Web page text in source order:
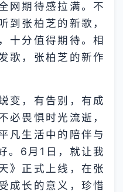
网期待感拉满。不
到张柏芝的新歌，
十分值得期待。相
歌，张柏芝的新作
变，有告别，有成
必畏惧时光流逝，
凡生活中的陪伴与
。6月1日，就让我
》正式上线，在张
成长的意义，珍惜